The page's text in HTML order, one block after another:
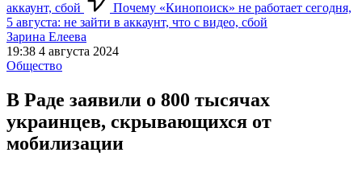
аккаунт, сбой
Почему «Кинопоиск» не работает сегодня,
5 августа: не зайти в аккаунт, что с видео, сбой
Зарина Елеева
19:38 4 августа 2024
Общество
В Раде заявили о 800 тысячах
украинцев, скрывающихся от
мобилизации